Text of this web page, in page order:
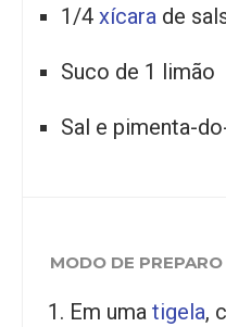
1/4 xícara de
Suco de 1 limão
Sal e pimenta-
MODO DE PREPARO
Em uma tigela,